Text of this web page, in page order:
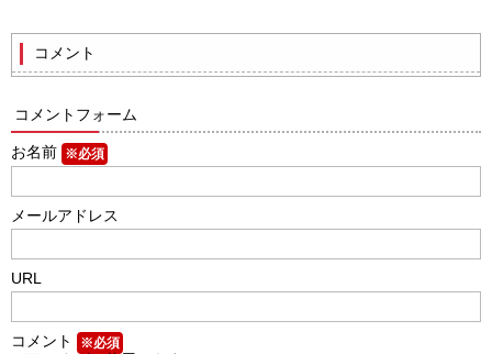
コメント
コメントフォーム
お名前 ※必須
メールアドレス
URL
コメント ※必須